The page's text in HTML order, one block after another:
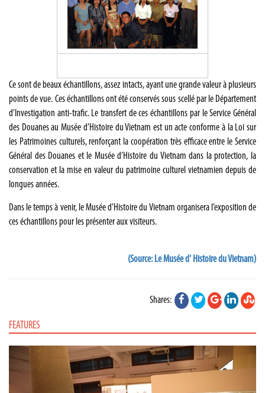
Ce sont de beaux échantillons, assez intacts, ayant une grande valeur à plusieurs
points de vue. Ces échantillons ont été conservés sous scellé par le Département
d’Investigation anti-trafic. Le transfert de ces échantillons par le Service Général
des Douanes au Musée d’Histoire du Vietnam est un acte conforme à la Loi sur
les Patrimoines culturels, renforçant la coopération très efficace entre le Service
Général des Douanes et le Musée d’Histoire du Vietnam dans la protection, la
conservation et la mise en valeur du patrimoine culturel vietnamien depuis de
longues années.
Dans le temps à venir, le Musée d’Histoire du Vietnam organisera l’exposition de
ces échantillons pour les présenter aux visiteurs.
(Source: Le Musée d' Histoire du Vietnam)
Shares:
FEATURES